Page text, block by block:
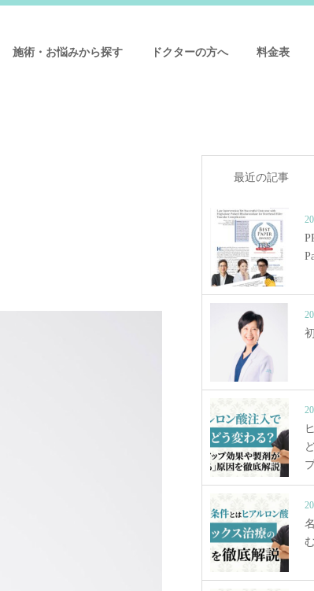
施術・お悩みから探す ドクターの方へ 料金表
最近の記事